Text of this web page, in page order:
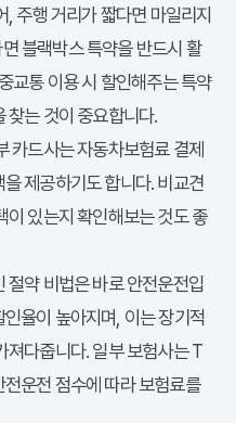
주행 거리가 짧다면 마일리지
블랙박스 특약을 반드시 활
교통 이용 시 할인해주는 특약
찾는 것이 중요합니다.
카드사는 자동차보험료 결제
제공하기도 합니다. 비교견
이 있는지 확인해보는 것도 좋
절약 비법은 바로 안전운전입
율이 높아지며, 이는 장기적
져다줍니다. 일부 보험사는 T
운전 점수에 따라 보험료를